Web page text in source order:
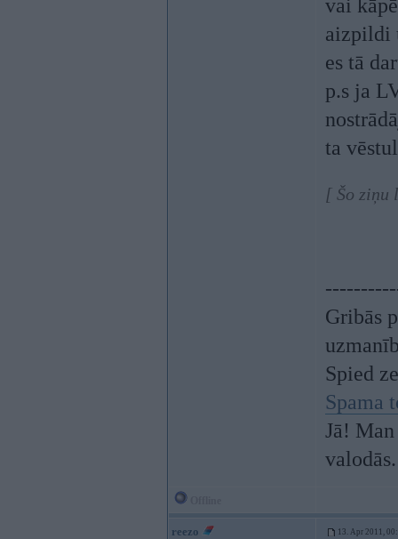
vai
aizpildi
es tā
p.s ja
ta
[ Šo ziņu
Gribās
Spied
Spama
Jā!
valodās.
reezo 13. Apr 2011,